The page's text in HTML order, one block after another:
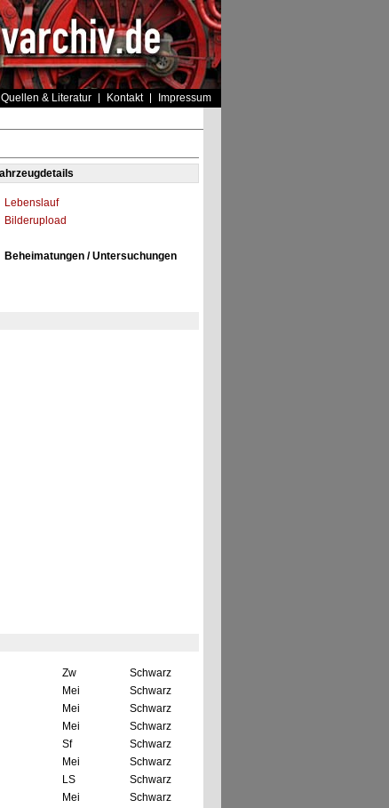
Quellen & Literatur Kontakt Impressum
Lebenslauf
Bilderupload
Beheimatungen / Untersuchungen
Zw
Schwarz
Mei
Schwarz
Mei
Schwarz
Mei
Schwarz
Sf
Schwarz
Mei
Schwarz
LS
Schwarz
Mei
Schwarz